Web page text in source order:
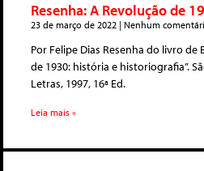
Resenha: A Revolução de
23 de março de 2022 Nenhum
Por Felipe Dias Resenha do livro de
de 1930: história e historiografia”.
Letras, 1997, 16ª Ed.
Leia mais »